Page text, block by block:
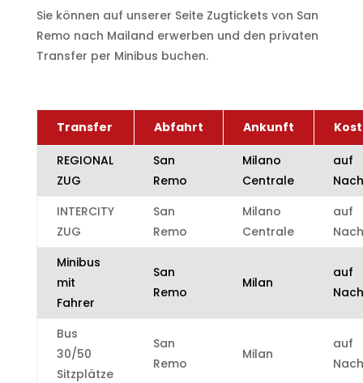
Sie können auf unserer Seite Zugtickets von San
Remo nach Mailand erwerben und den privaten
Transfer per Minibus buchen.
Transfer Abfahrt Ankunft
REGIONAL
ZUG
San
Remo
Milano
Centrale
auf
INTERCITY
ZUG
San
Remo
Milano
Centrale
auf
Minibus
mit
Fahrer
San
Remo
Milan
auf
Bus
30/50
Sitzplätze
San
Remo
Milan
auf